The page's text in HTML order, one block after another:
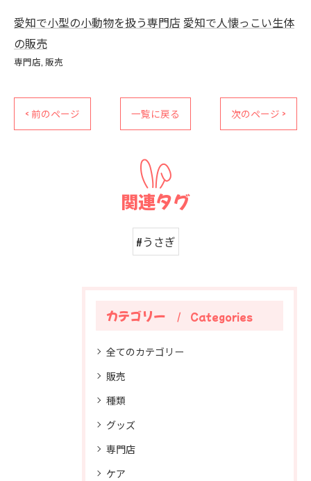
愛知で小型の小動物を扱う専門店 愛知で人懐っこい生体
の販売
専門店 販売
< 前のページ 一覧に戻る 次のページ >
関連タグ
#うさぎ
カテゴリー Categories
全てのカテゴリー
販売
種類
グッズ
専門店
ケア